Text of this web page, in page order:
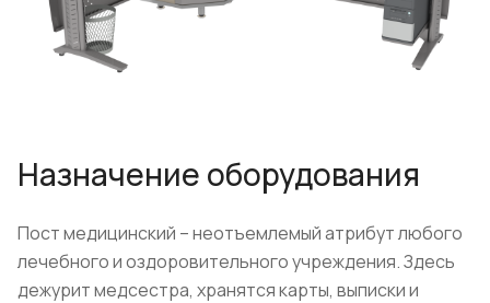
Назначение оборудования
Пост медицинский – неотъемлемый атрибут любого
лечебного и оздоровительного учреждения. Здесь
дежурит медсестра, хранятся карты, выписки и